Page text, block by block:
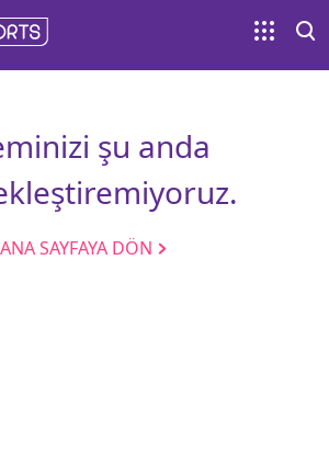
şu anda
ANA SAYFAYA DÖN